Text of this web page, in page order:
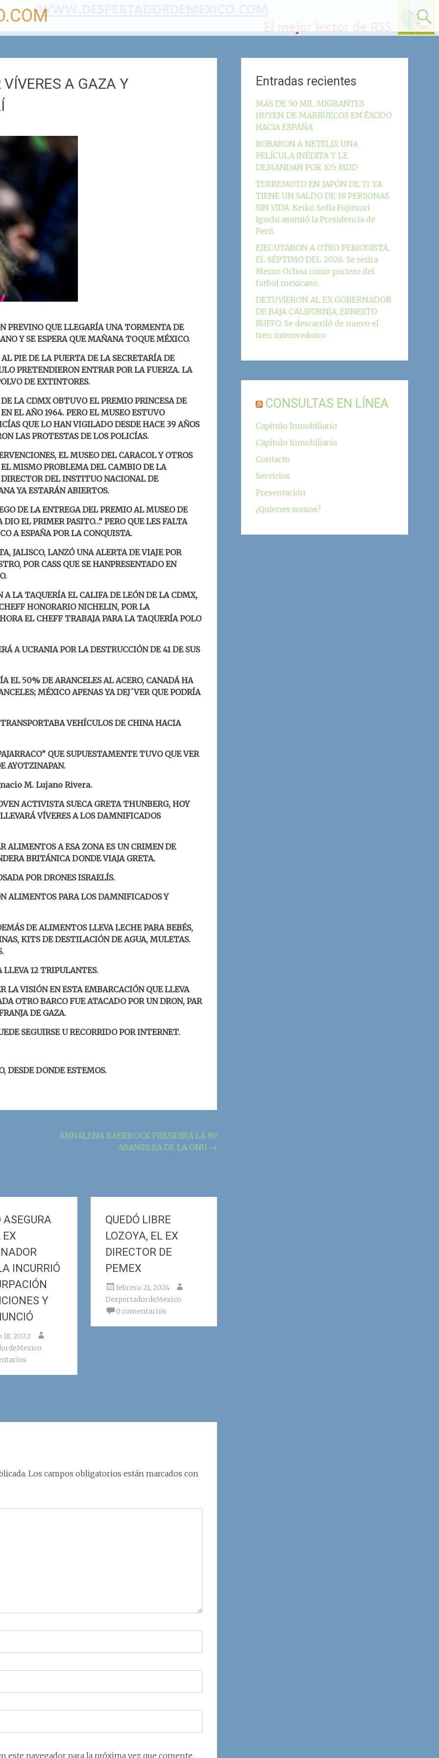
VÍVERES A GAZA Y
PREVINO QUE LLEGARÍA UNA TORMENTA DE
Y SE ESPERA QUE MAÑANA TOQUE MÉXICO.
PIE DE LA PUERTA DE LA SECRETARÍA DE
PRETENDIERON ENTRAR POR LA FUERZA. LA
DE EXTINTORES.
LA CDMX OBTUVO EL PREMIOPRINCESA DE
EL AÑO 1964. PERO EL MUSEO ESTUVO
QUE LO HAN VIGILADO DESDE HACE 39 AÑOS
LAS PROTESTAS DE LOS POLICÍAS.
EL MUSEO DEL CARACOL Y OTROS
MISMO PROBLEMA DEL CAMBIO DE LA
DEL INSTITUO NACIONAL DE
YA ESTARÁN ABIERTOS.
DE LA ENTREGA DEL PREMIO AL MUSEO DE
EL PRIMER PASITO…” PERO QUE LES FALTA
A ESPAÑA POR LA CONQUISTA.
JALISCO, LANZÓ UNA ALERTA DE VIAJE POR
POR CASS QUE SE HANPRESENTADO EN
LA TAQUERÍA EL CALIFA DE LEÓN DE LA CDMX,
HONORARIO NICHELIN, POR LA
EL CHEFF TRABAJA PARA LA TAQUERÍA POLO
A UCRANIA POR LA DESTRUCCIÓN DE 41 DE SUS
EL 50% DE ARANCELES AL ACERO, CANADÁ HA
MÉXICO APENAS YA DEJ´VER QUE PODRÍA
VEHÍCULOS DE CHINA HACIA
QUE SUPUESTAMENTE TUVO QUE VER
AYOTZINAPAN.
M. Lujano Rivera.
ACTIVISTA SUECA GRETA THUNBERG, HOY
LEVARÁ VÍVERES A LOS DAMNIFICADOS
ALIMENTOS A ESA ZONA ES UN CRIMEN DE
BRITÁNICA DONDE VIAJA GRETA.
POR DRONES ISRAELÍS.
ALIMENTOS PARA LOS DAMNIFICADOS Y
DE ALIMENTOS LLEVA LECHE PARA BEBÉS,
KITS DE DESTILACIÓN DE AGUA, MULETAS.
LLEVA 12 TRIPULANTES.
LA VISIÓN EN ESTA EMBARCACIÓN QUE LLEVA
OTRO BARCO FUE ATACADO POR UN DRON, PAR
DE GAZA.
SEGUIRSE U RECORRIDO POR INTERNET.
DESDE DONDE ESTEMOS.
ANNALENA BAERBOCK PRESIDIRÁ LA 80
ASAMBLEA DE LA ONU →
ASEGURA
EX
INCURRIÓ
Y
2022
QUEDÓ LIBRE
LOZOYA, EL EX
DIRECTOR DE
PEMEX
febrero 21, 2024
DespertadordeMexico
0 comentarios
Los campos obligatorios están marcados con
este navegador para la próxima vez que comente.
Entradas recientes
MÁS DE 50 MIL MIGRANTES
HUYEN DE MARRUECOS EN ÉXODO
HACIA ESPAÑA
ROBARON A NETFLIX UNA
PELÍCULA INÉDITA Y LE
DEMANDAN POR 105 MDD
TERREMOTO EN JAPÓN DE 7.1 YA
TIENE UN SALDO DE 18 PERSONAS
SIN VIDA. Keiko Sofía Fujimori
Iguchi asumió la Presidencia de
Perú.
EJECUTARON A OTRO PERIODISTA,
EL SÉPTIMO DEL 2026. Se retira
Memo Ochoa como portero del
futbol mexicano.
DETUVIERON AL EX GOBERNADOR
DE BAJA CALIFORNIA, ERNESTO
RUFFO. Se descarriló de nuevo el
tren interoceánico.
CONSULTAS EN LÍNEA
Capítulo Inmobiliario
Capítulo Inmobiliario
Contacto
Servicios
Presentación
¿Quienes somos?